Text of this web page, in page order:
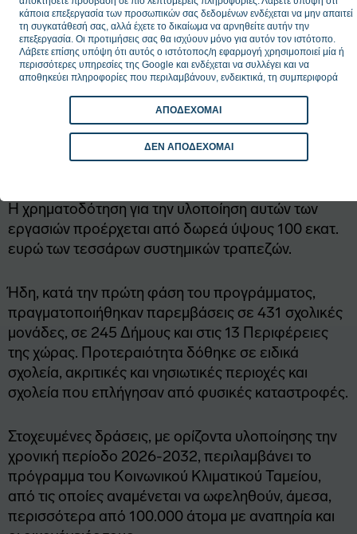
κάποια επεξεργασία των προσωπικών σας δεδομένων ενδέχεται να μην απαιτεί
τη συγκατάθεσή σας, αλλά έχετε το δικαίωμα να αρνηθείτε αυτήν την
επεξεργασία. Οι προτιμήσεις σας θα ισχύουν μόνο για αυτόν τον ιστότοπο.
Λάβετε επίσης υπόψη ότι αυτός ο ιστότοπος/η εφαρμογή χρησιμοποιεί μία ή
περισσότερες υπηρεσίες της Google και ενδέχεται να συλλέγει και να
αποθηκεύει πληροφορίες που περιλαμβάνουν, ενδεικτικά, τη συμπεριφορά
ΑΠΟΔΕΧΟΜΑΙ
ΔΕΝ ΑΠΟΔΕΧΟΜΑΙ
για να χτίσουμε με σχέδιο, κανόνες και προοπτική
την Ελλάδα του αύριο.
Υπεγράφη η σύμβαση δωρεάς για τη δεύτερη φάση
του προγράμματος Ανακαίνισης Σχολικών Κτιρίων
«Μαριέττα Γιαννάκου» που αφορά εργασίες
ανακαίνισης σε 238 σχολεία και σχολικά
συγκροτήματα σε 132 Δήμους της χώρας.
Η χρηματοδότηση για την υλοποίηση αυτών των
εργασιών προέρχεται από δωρεά ύψους 100 εκατ.
ευρώ των τεσσάρων συστημικών τραπεζών.
Ήδη, κατά την πρώτη φάση του προγράμματος,
πραγματοποιήθηκαν παρεμβάσεις σε 431 σχολικές
μονάδες, σε 245 Δήμους και στις 13 Περιφέρειες
της χώρας. Προτεραιότητα δόθηκε σε ειδικά
σχολεία, ακριτικές και νησιωτικές περιοχές και
σχολεία που επλήγησαν από φυσικές καταστροφές.
Στοχευμένες δράσεις, με ορίζοντα υλοποίησης την
χρονική περίοδο 2026-2032, περιλαμβάνει το
πρόγραμμα του Κοινωνικού Κλιματικού Ταμείου,
από τις οποίες αναμένεται να ωφεληθούν, άμεσα,
περισσότερα από 100.000 άτομα με αναπηρία και